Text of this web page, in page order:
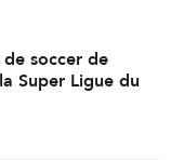
de soccer de
Super Ligue du